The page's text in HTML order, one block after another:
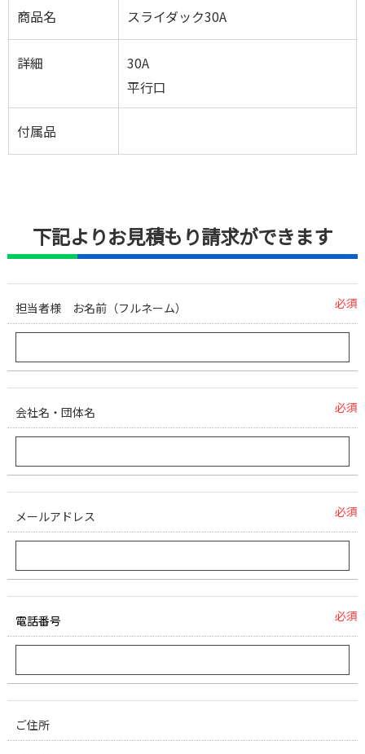
商品名 スライダック30A
詳細
30A
平行口
付属品
下記よりお見積もり請求ができます
担当者様 お名前（フルネーム） 必須
会社名・団体名 必須
メールアドレス 必須
電話番号 必須
ご住所